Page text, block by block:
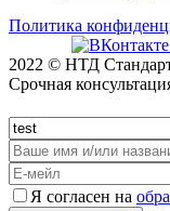
Политика
2022 © НТД
Срочная
Я согласен на